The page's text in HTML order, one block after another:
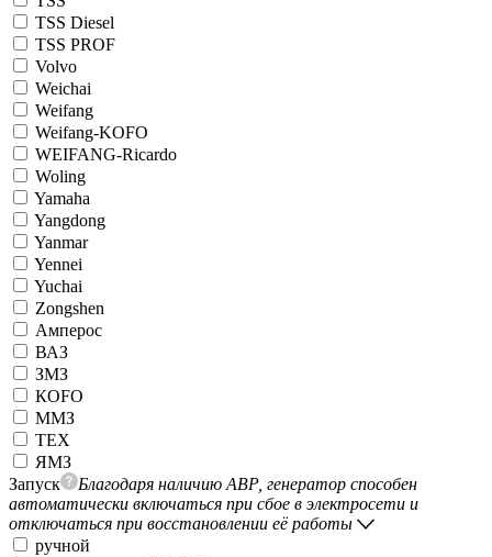
TSS Diesel
TSS PROF
Volvo
Weichai
Weifang
Weifang-KOFO
WEIFANG-Ricardo
Woling
Yamaha
Yangdong
Yanmar
Yennei
Yuchai
Zongshen
Амперос
ВАЗ
ЗМЗ
КОFO
ММЗ
ТЕХ
ЯМЗ
Запуск
Благодаря наличию АВР, генератор способен
автоматически включаться при сбое в электросети и
отключаться при восстановлении её работы
ручной